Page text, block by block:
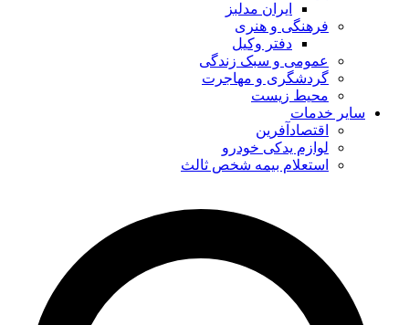
ایران مدلبز
فرهنگی و هنری
دفتر وکیل
عمومی و سبک زندگی
گردشگری و مهاجرت
محیط زیست
سایر خدمات
اقتصادآفرین
لوازم یدکی خودرو
استعلام بیمه شخص ثالث